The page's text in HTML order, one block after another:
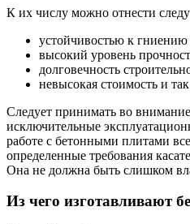
К их числу можно отнести
устойчивостью к
высокий уровень
долговечность
невысокая стоимость и так
Следует принимать во
исключительные
работе с бетонными плитами
определенные требования
Она не должна быть слишком
Из чего изготавливают